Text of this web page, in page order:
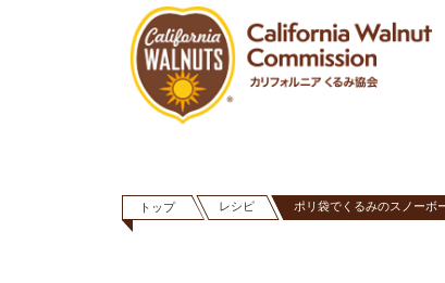
トップ レシピ ポリ袋でくるみのスノーボ